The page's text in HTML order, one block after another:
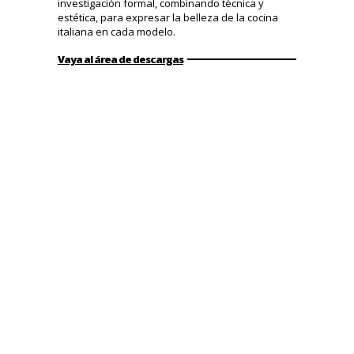
investigación formal, combinando técnica y
estética, para expresar la belleza de la cocina
italiana en cada modelo.
Vaya al área de descargas